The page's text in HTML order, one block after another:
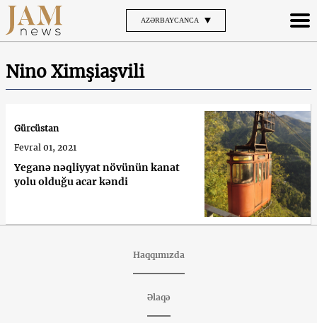
AZƏRBAYCANCA
Nino Ximşiaşvili
Yeganə nəqliyyat növünün kanat
yolu olduğu acar kəndi
Gürcüstan
Fevral 01, 2021
Haqqımızda
Əlaqə